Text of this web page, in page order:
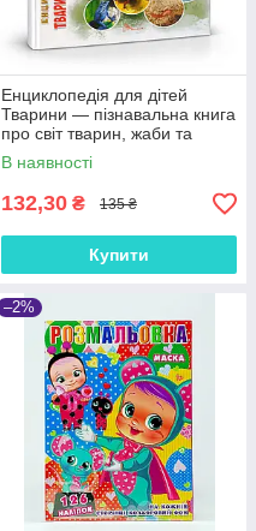
Енциклопедія для дітей
Тварини — пізнавальна книга
про світ тварин, жаби та
земноводні, 95 сторінок
В наявності
132,30 ₴ 135 ₴
Купити
–2%